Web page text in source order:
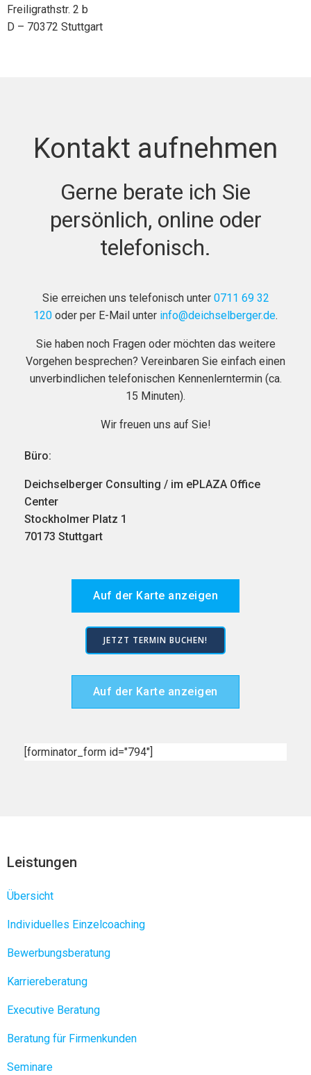
Freiligrathstr. 2 b
D – 70372 Stuttgart
Kontakt aufnehmen
Gerne berate ich Sie
persönlich, online oder
telefonisch.
Sie erreichen uns telefonisch unter 0711 69 32
120 oder per E-Mail unter info@deichselberger.de.
Sie haben noch Fragen oder möchten das weitere
Vorgehen besprechen? Vereinbaren Sie einfach einen
unverbindlichen telefonischen Kennenlerntermin (ca.
15 Minuten).
Wir freuen uns auf Sie!
Büro:
Deichselberger Consulting / im ePLAZA Office
Center
Stockholmer Platz 1
70173 Stuttgart
Auf der Karte anzeigen
JETZT TERMIN BUCHEN!
Auf der Karte anzeigen
[forminator_form id="794"]
Leistungen
Übersicht
Individuelles Einzelcoaching
Bewerbungsberatung
Karriereberatung
Executive Beratung
Beratung für Firmenkunden
Seminare